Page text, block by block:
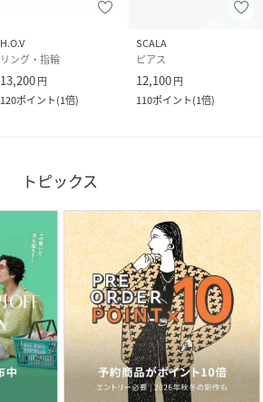
H.O.V
リング・指輪
13,200円
120ポイント(1倍)
SCALA
ピアス
12,100円
110ポイント(1倍)
トピックス